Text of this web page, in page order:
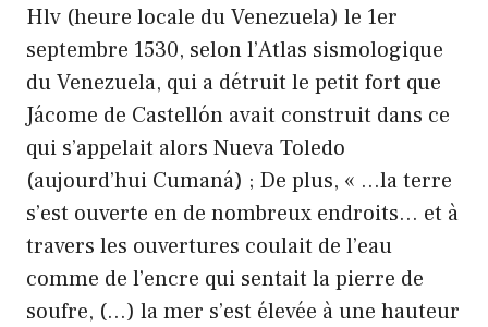
Hlv (heure locale du Venezuela) le 1er
septembre 1530, selon l’Atlas sismologique
du Venezuela, qui a détruit le petit fort que
Jácome de Castellón avait construit dans ce
qui s’appelait alors Nueva Toledo
(aujourd’hui Cumaná) ; De plus, « …la terre
s’est ouverte en de nombreux endroits… et à
travers les ouvertures coulait de l’eau
comme de l’encre qui sentait la pierre de
soufre, (…) la mer s’est élevée à une hauteur